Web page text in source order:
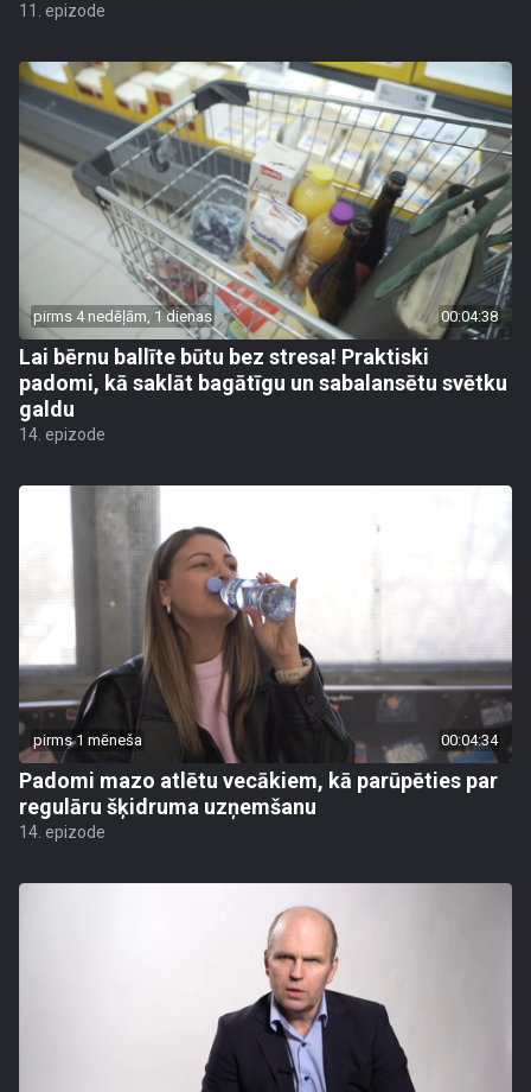
11. epizode
pirms 4 nedēļām, 1 dienas 00:04:38
Lai bērnu ballīte būtu bez stresa! Praktiski
padomi, kā saklāt bagātīgu un sabalansētu svētku
galdu
14. epizode
pirms 1 mēneša 00:04:34
Padomi mazo atlētu vecākiem, kā parūpēties par
regulāru šķidruma uzņemšanu
14. epizode